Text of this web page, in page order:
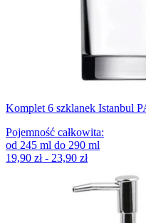
Komplet 6 szklanek Istanbul
Pojemność całkowita:
od 245 ml do 290 ml
19,90 zł - 23,90 zł